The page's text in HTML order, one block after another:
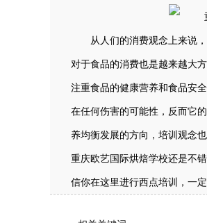
从人们的消费观念上来说，
对于食品的消费也是越来越大
注重食品的健康营养和食品安
在任何伤害的可能性，反而它
养均衡发展的方向，培训观念
重庆欧艺国际烘焙学校还是不
信你在这里进行西点培训，一定